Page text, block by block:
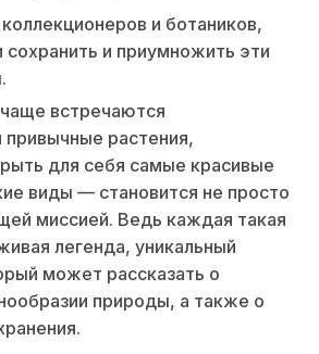
и ботаников,
и приумножить эти
встречаются
растения,
для себя самые красивые
виды — становится не просто
миссией. Ведь каждая такая
легенда, уникальный
может рассказать о
природы, а также о